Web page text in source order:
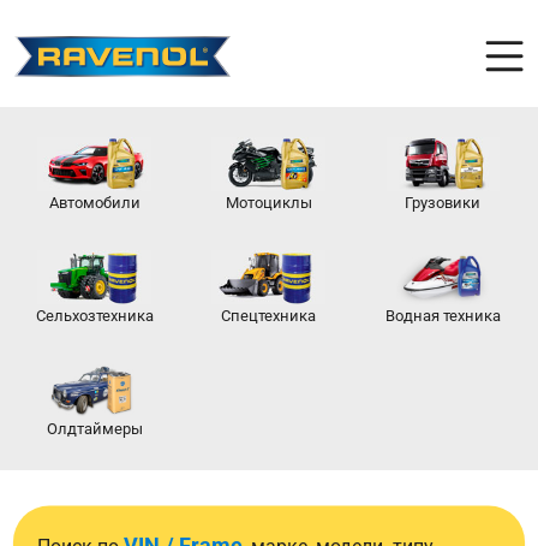
Автомобили Мотоциклы Грузовики
Сельхозтехника Спецтехника Водная техника
Олдтаймеры